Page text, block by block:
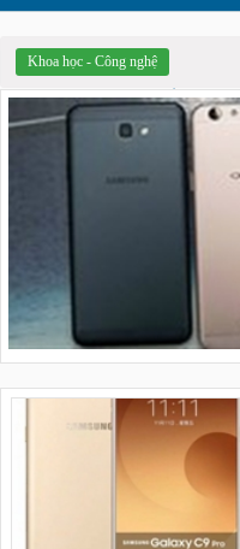
Khoa học - Công nghệ
KHOA HỌC - CÔNG